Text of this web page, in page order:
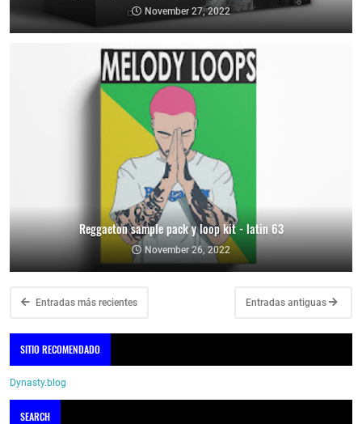
November 27, 2022
Reggaeton sample pack y loop kit - latin 63
November 26, 2022
Entradas más recientes Entradas antiguas
SITIO RECOMENDADO
Dynasty.blog
SEARCH